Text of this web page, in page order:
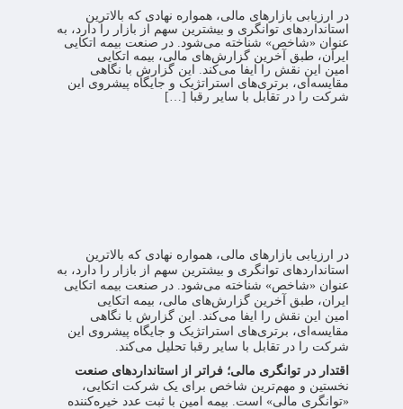
در ارزیابی بازارهای مالی، همواره نهادی که بالاترین
استانداردهای توانگری و بیشترین سهم از بازار را دارد، به
عنوان «شاخص» شناخته می‌شود. در صنعت بیمه اتکایی
ایران، طبق آخرین گزارش‌های مالی، بیمه اتکایی
امین این نقش را ایفا می‌کند. این گزارش با نگاهی
مقایسه‌ای، برتری‌های استراتژیک و جایگاه پیشروی این
شرکت را در تقابل با سایر رقبا […]
در ارزیابی بازارهای مالی، همواره نهادی که بالاترین
استانداردهای توانگری و بیشترین سهم از بازار را دارد، به
عنوان «شاخص» شناخته می‌شود. در صنعت بیمه اتکایی
ایران، طبق آخرین گزارش‌های مالی، بیمه اتکایی
امین این نقش را ایفا می‌کند. این گزارش با نگاهی
مقایسه‌ای، برتری‌های استراتژیک و جایگاه پیشروی این
شرکت را در تقابل با سایر رقبا تحلیل می‌کند.
اقتدار در توانگری مالی؛ فراتر از استانداردهای صنعت
نخستین و مهم‌ترین شاخص برای یک شرکت اتکایی،
«توانگری مالی» است. بیمه امین با ثبت عدد خیره‌کننده